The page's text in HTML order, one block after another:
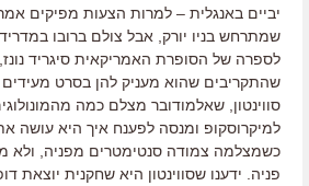
יביים באנגלית – למרות הצעות מפיקים
שמתרחש בניו יורק, אבל צולם ברובו במדריד.
לספרה של הסופרת האמריקאית סיגריד נונז
שהתקריבים שהוא מעניק להן בסרט
סווינטון שאלמודובר מצלם כמה
למיקרוסקופ ומנסה לפענח איך היא עושה
כשמצלמה צמודה סנטימטרים מפניה
ולא
פניה
ידענו שסווינטון היא שחקנית יוצאת